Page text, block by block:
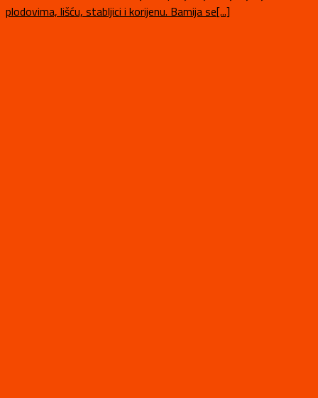
plodovima, lišću, stabljici i korijenu. Bamija se[...]